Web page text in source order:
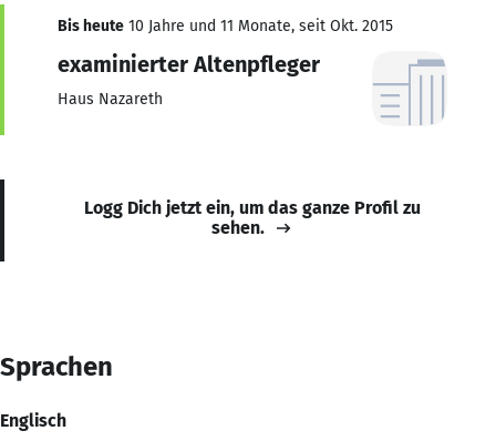
Bis heute 10 Jahre und 11 Monate, seit Okt. 2015
examinierter Altenpfleger
Haus Nazareth
Logg Dich jetzt ein, um das ganze Profil zu
sehen.
Sprachen
Englisch